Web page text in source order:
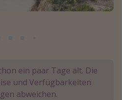
ein paar Tage alt. Die
und Verfügbarkeiten
abweichen.